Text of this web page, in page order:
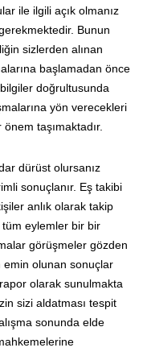
ile ilgili açık olmanız
Bunun
sizlerden alınan
başlamadan önce
doğrultusunda
yön verecekleri
taşımaktadır.
dürüst olursanız
sonuçlanır. Eş takibi
anlık olarak takip
eylemler bir bir
görüşmeler gözden
olunan sonuçlar
olarak sunulmakta
sizi aldatması tespit
sonunda elde